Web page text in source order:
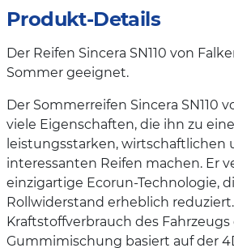
Produkt-Details
Der Reifen Sincera SN110 von
Sommer geeignet.
Der Sommerreifen Sincera SN110
viele Eigenschaften, die ihn zu
leistungsstarken, wirtschaftlichen
interessanten Reifen machen. Er
einzigartige Ecorun-Technologie,
Rollwiderstand erheblich
Kraftstoffverbrauch des Fahrzeugs
Gummimischung basiert auf der